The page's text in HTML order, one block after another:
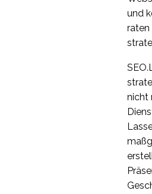
UX-Forschung vs.
Beratung - was ist
Eine Einführung in
Eye-Tracker-Test
und
raten
nicht